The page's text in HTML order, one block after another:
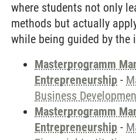
where students not only
methods but actually
while being guided by the
Masterprogramm
Entrepreneurship -
Business
Masterprogramm
Entrepreneurship -